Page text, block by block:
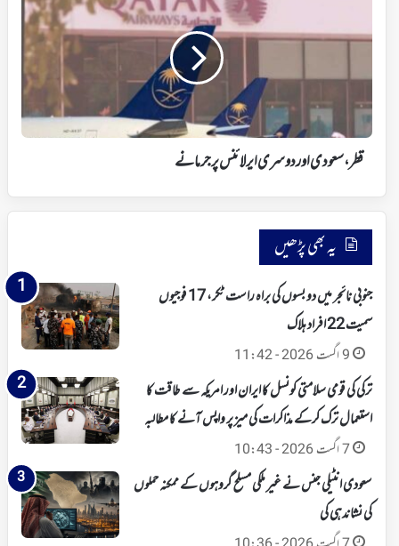
دوسری
پر
جرمانے
قطر، سعودی اور دوسری ایرلائنس پر جرمانے
یہ بھی پڑھیں
جنوبی نائجر میں دو بسوں کی براہ راست ٹکر، 17 فوجیوں
سمیت 22 افراد ہلاک
9 اگست 2026 - 11:42
ترکی کی قومی سلامتی کونسل کا ایران اور امریکہ سے طاقت کا
استعمال ترک کرکے مذاکرات کی میز پر واپس آنے کا مطالبہ
7 اگست 2026 - 10:43
سعودی انٹیلی جنس نے غیر ملکی مسلح گروہوں کے ممکنہ حملوں
کی نشاندہی کی